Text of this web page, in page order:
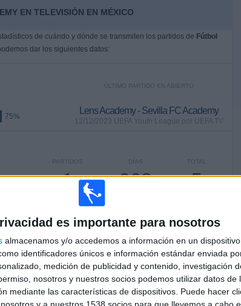
es importante para nosotros
almacenamos y/o accedemos a información en un
identificadores únicos e información estándar enviada
medición de publicidad y contenido, investigación
nosotros y nuestros socios podemos utilizar datos de
mediante las características de dispositivos. Puede hacer
y a nuestros 1538 socios para que llevemos a cabo
EN TELEVISIÓN EN MÉXICO
de cuándo y dónde se transmiten los partidos de Fútbol
dar los siguientes datos:
75%
ÚLTIMO PARTIDO EN ABIERTO
Lens Academy - Sevilla FC Academy
12/12/2023 UEFA Youth League por UEFA TV
TOTAL
5
DÍAS
968
PARTIDOS
1
CONSECUTIVOS
DE PAGO
TOTAL
16
MÁXIMO
3
TOTAL
3